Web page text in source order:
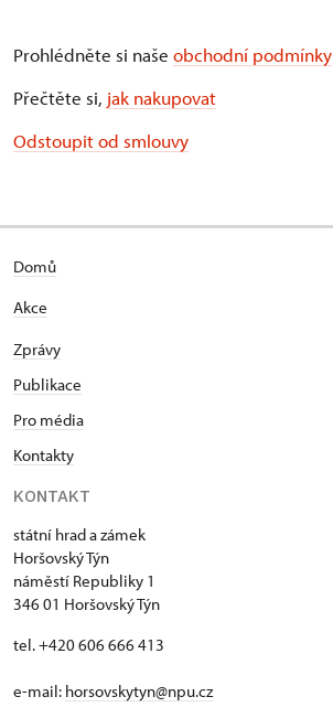
Prohlédněte si naše obchodní podmínky
Přečtěte si, jak nakupovat
Odstoupit od smlouvy
Domů
Akce
Zprávy
Publikace
Pro média
Kontakty
KONTAKT
státní hrad a zámek
Horšovský Týn
náměstí Republiky 1
346 01 Horšovský Týn
tel. +420 606 666 413
e-mail: horsovskytyn@npu.cz